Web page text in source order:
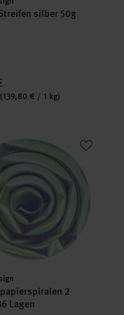
silber 50g
(139,80 € / 1 kg)
2 Stück
2
Lagen